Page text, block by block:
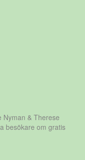
Nyman & Therese
besökare om gratis